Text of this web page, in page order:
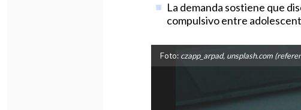
La demanda sostiene que
compulsivo entre
Foto: czapp_arpad, unsplash.com